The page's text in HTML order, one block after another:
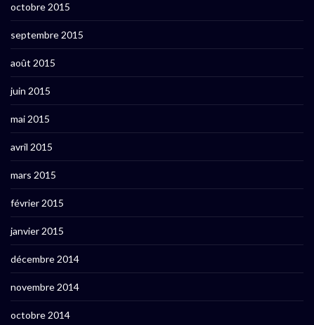
octobre 2015
septembre 2015
août 2015
juin 2015
mai 2015
avril 2015
mars 2015
février 2015
janvier 2015
décembre 2014
novembre 2014
octobre 2014